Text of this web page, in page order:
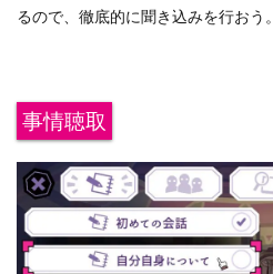
るので、徹底的に聞き込みを行おう。
事情聴取